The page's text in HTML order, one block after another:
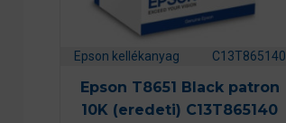
Epson kellékanyag C13T865140
Epson T8651 Black patron
10K (eredeti) C13T865140